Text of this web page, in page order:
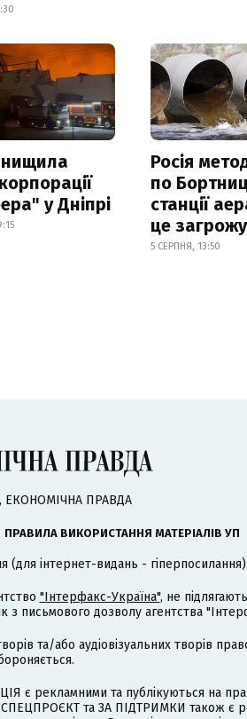
у Дніпрі
Росія
по
станції
це
5 СЕРПНЯ, 13:50
ЕКОНОМІЧНА ПРАВДА
ПРАВИЛА ВИКОРИСТАННЯ МАТЕРІАЛІВ УП
інтернет-видань -
"Інтерфакс-Україна", не
письмового дозволу агентства
та/або аудіовізуальних творів
є рекламними та публікуються на
СПЕЦПРОЄКТ та ЗА ПІДТРИМКИ також є